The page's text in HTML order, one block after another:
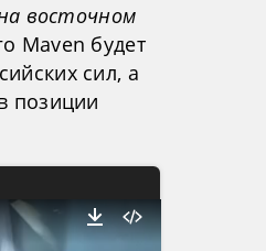
восточном
Maven будет
сил, а
позиции